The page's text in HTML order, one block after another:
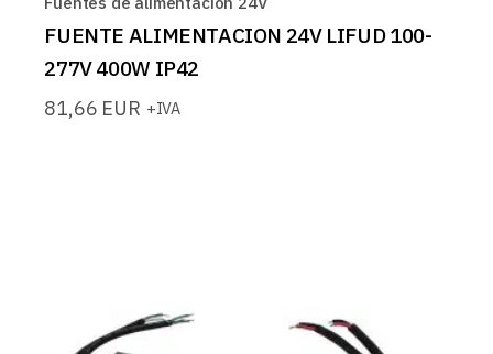
FUENTE ALIMENTACION 24V LIFUD 100-
277V 400W IP42
81,66 EUR +IVA